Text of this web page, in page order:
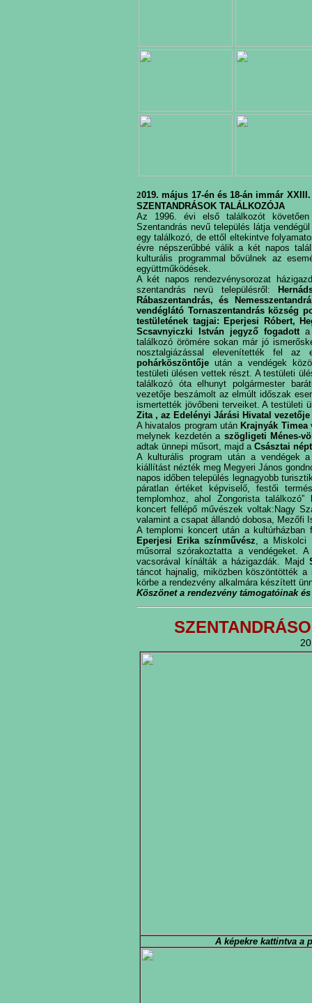
2019. május 17-én és 18-án immár
SZENTANDRÁSOK TALÁLKOZÓJA
Az 1996. évi első találkozót
Szentandrás nevű település látja
egy találkozó, de ettől eltekintve
évre népszerűbbé válik a két napos
kulturális programmal bővülnek az
együttműködések.
A két napos rendezvénysorozat
szentandrás nevü településről:
Rábaszentandrás, és
vendéglátó Tornaszentandrás község
testületének tagjai: Eperjesi Róbert,
Scsavnyiczki István jegyző fogadotta
találkozó örömére sokan már jó
nosztalgiázással elevenítették fel
pohárköszöntője után a vendégek
testületi ülésen vettek részt. A testületi
találkozó óta elhunyt polgármester
vezetője beszámolt az elmúlt időszak
ismertették jövőbeni terveiket. A testületi
Zita , az Edelényi Járási Hivatal vezetője
A hivatalos program után Krajnyák Timea
melynek kezdetén a szögligeti Ménes-
adtak ünnepi műsort, majd a Császtai
A kulturális program után a vendégek
kiállítást nézték meg Megyeri János
napos időben település legnagyobb
páratlan értéket képviselő, festői
templomhoz, ahol Zongorista
koncert fellépő művészek voltak:Nagy
valamint a csapat állandó dobosa, Mezőfi
A templomi koncert után a kultúrházban
Eperjesi Erika színművész, a Miskolci
műsorral szórakoztatta a vendégeket.
vacsorával kínálták a házigazdák. Majd
táncot hajnalig, miközbenköszöntötték a
körbe a rendezvény alkalmára készített
Köszönet a rendezvény támogatóinak
A képekre kattintva a